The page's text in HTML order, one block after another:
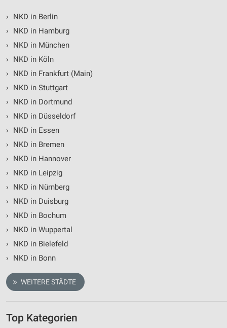
›
NKD in Berlin
›
NKD in Hamburg
›
NKD in München
›
NKD in Köln
›
NKD in Frankfurt (Main)
›
NKD in Stuttgart
›
NKD in Dortmund
›
NKD in Düsseldorf
›
NKD in Essen
›
NKD in Bremen
›
NKD in Hannover
›
NKD in Leipzig
›
NKD in Nürnberg
›
NKD in Duisburg
›
NKD in Bochum
›
NKD in Wuppertal
›
NKD in Bielefeld
›
NKD in Bonn
WEITERE STÄDTE
Top Kategorien
Analyse von Zielgruppen durch Statistiken oder
Kombinationen von Daten aus verschiedenen
Entwicklung und Verbesserung der Angebote
Verwendung reduzierter Daten zur Auswahl von
Inhalten
IAB-Besonderheiten:
Verwendung genauer Standortdaten
Geräte anhand von aktiv angeforderten
Notwendig
Performance
Werbung